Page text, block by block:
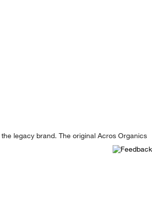
legacy brand. The original Acros Organics